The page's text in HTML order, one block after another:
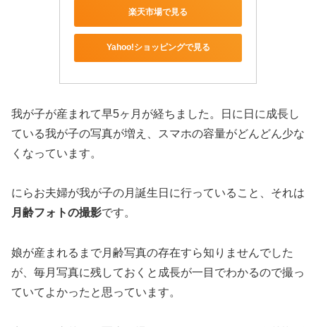
楽天市場で見る
Yahoo!ショッピングで見る
我が子が産まれて早5ヶ月が経ちました。日に日に成長し
ている我が子の写真が増え、スマホの容量がどんどん少な
くなっています。
にらお夫婦が我が子の月誕生日に行っていること、それは
月齢フォトの撮影です。
娘が産まれるまで月齢写真の存在すら知りませんでした
が、毎月写真に残しておくと成長が一目でわかるので撮っ
ていてよかったと思っています。